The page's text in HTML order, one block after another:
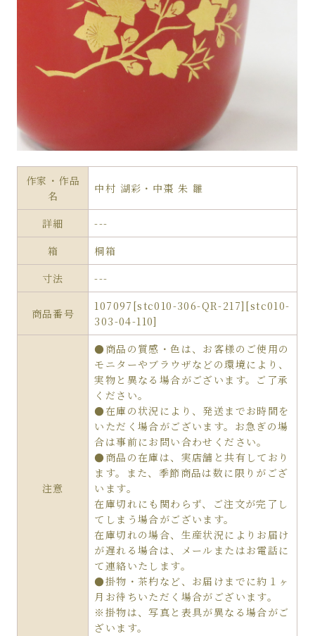
作家・作品
名
中村 湖彩・中棗 朱 雛
詳細
---
箱
桐箱
寸法
---
商品番号
107097[stc010-306-QR-217][stc010-
303-04-110]
注意
●商品の質感・色は、お客様のご使用の
モニターやブラウザなどの環境により、
実物と異なる場合がございます。ご了承
ください。
●在庫の状況により、発送までお時間を
いただく場合がございます。お急ぎの場
合は事前にお問い合わせください。
●商品の在庫は、実店舗と共有しており
ます。また、季節商品は数に限りがござ
います。
在庫切れにも関わらず、ご注文が完了し
てしまう場合がございます。
在庫切れの場合、生産状況によりお届け
が遅れる場合は、メールまたはお電話に
て連絡いたします。
●掛物・茶杓など、お届けまでに約１ヶ
月お待ちいただく場合がございます。
※掛物は、写真と表具が異なる場合がご
ざいます。